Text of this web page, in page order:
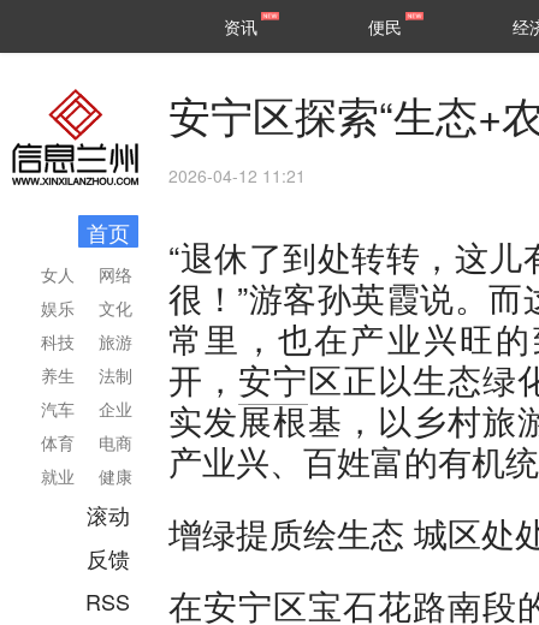
区县
资讯 便民 经
首页
网络
文化
旅游
法制
企业
电商
健康
女人
娱乐
科技
养生
汽车
体育
就业
滚动
反馈
RSS
安宁区探索“生态+
2026-04-12 11:21
“退休了到处转转，这
很！”游客孙英霞说。
常里，也在产业兴旺
开， 安宁区正以生态绿
实发展根基，以乡村旅
产业兴、百姓富的有机
增绿提质绘生态 城区处
在安宁区宝石花路南段